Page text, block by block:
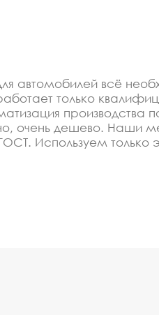
автомобилей всё
только
производства
очень дешево. Наши
Используем только